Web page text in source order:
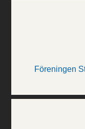
Föreningen